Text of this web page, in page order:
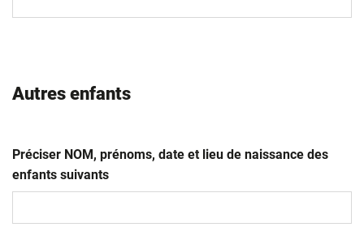
Autres enfants
Préciser NOM, prénoms, date et lieu de naissance des
enfants suivants